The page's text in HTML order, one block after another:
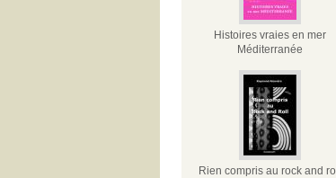
Histoires vraies en mer
Méditerranée
Rien compris au rock and roll